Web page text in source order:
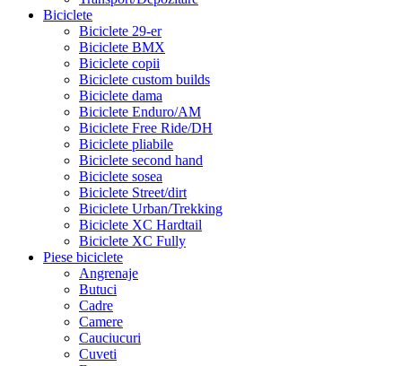
Biciclete
Biciclete 29-er
Biciclete BMX
Biciclete copii
Biciclete custom builds
Biciclete dama
Biciclete Enduro/AM
Biciclete Free Ride/DH
Biciclete pliabile
Biciclete second hand
Biciclete sosea
Biciclete Street/dirt
Biciclete Urban/Trekking
Biciclete XC Hardtail
Biciclete XC Fully
Piese biciclete
Angrenaje
Butuci
Cadre
Camere
Cauciucuri
Cuveti